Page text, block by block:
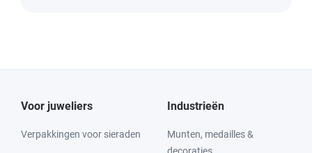
Voor juweliers
Verpakkingen voor sieraden
Industrieën
Munten, medailles &